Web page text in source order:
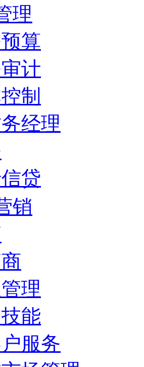
理
算
计
制
经理
贷
销
理
能
服务